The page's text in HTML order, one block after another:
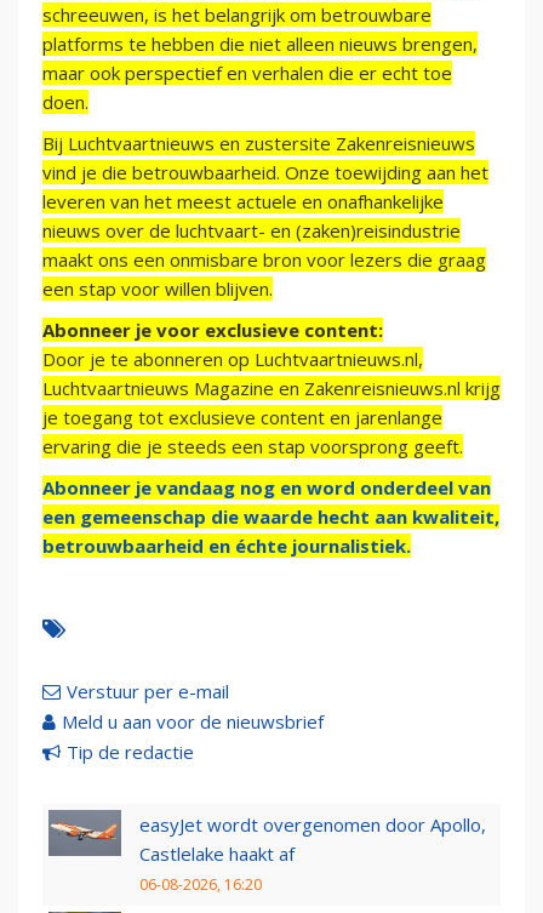
schreeuwen, is het belangrijk om betrouwbare
platforms te hebben die niet alleen nieuws brengen,
maar ook perspectief en verhalen die er echt toe
doen.
Bij Luchtvaartnieuws en zustersite Zakenreisnieuws
vind je die betrouwbaarheid. Onze toewijding aan het
leveren van het meest actuele en onafhankelijke
nieuws over de luchtvaart- en (zaken)reisindustrie
maakt ons een onmisbare bron voor lezers die graag
een stap voor willen blijven.
Abonneer je voor exclusieve content:
Door je te abonneren op Luchtvaartnieuws.nl,
Luchtvaartnieuws Magazine en Zakenreisnieuws.nl krijg
je toegang tot exclusieve content en jarenlange
ervaring die je steeds een stap voorsprong geeft.
Abonneer je vandaag nog en word onderdeel van
een gemeenschap die waarde hecht aan kwaliteit,
betrouwbaarheid en échte journalistiek.
Verstuur per e-mail
Meld u aan voor de nieuwsbrief
Tip de redactie
easyJet wordt overgenomen door Apollo,
Castlelake haakt af
06-08-2026, 16:20